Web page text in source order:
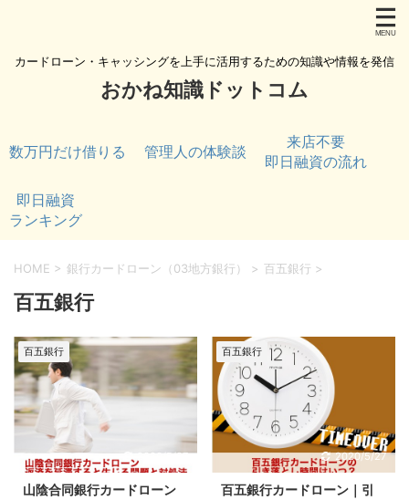
カードローン・キャッシングを上手に活用するための知識や情報を発信
おかね知識ドットコム
数万円だけ借りる 管理人の体験談
来店不要
即日融資の流れ
即日融資
ランキング
HOME > 銀行カードローン（03地方銀行） > 百五銀行 >
百五銀行
百五銀行
2020/5/27
山陰合同銀行カードローン
百五銀行
2020/5/27
百五銀行カードローン｜引